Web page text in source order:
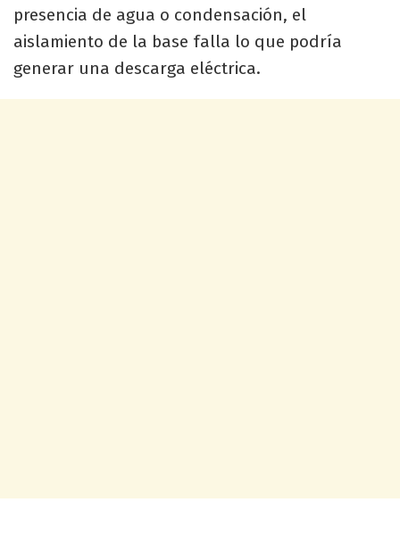
presencia de agua o condensación, el
aislamiento de la base falla lo que podría
generar una descarga eléctrica.